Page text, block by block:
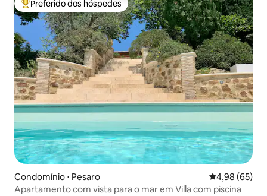
Entre os melhores preferidos dos hóspedes
Preferido dos hóspedes
Condomínio ⋅ Pesaro 4,98 de uma
4,98 (65)
Apartamento com vista para o mar em Villa com piscina